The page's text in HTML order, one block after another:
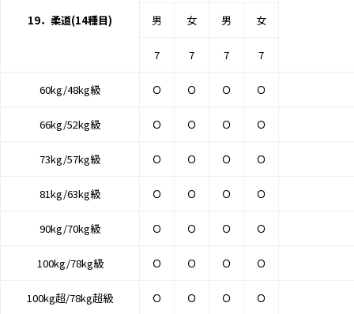
19．柔道(14種目) 男 女 男 女
7 7 7 7
60kg/48kg級 Ｏ Ｏ Ｏ Ｏ
66kg/52kg級 Ｏ Ｏ Ｏ Ｏ
73kg/57kg級 Ｏ Ｏ Ｏ Ｏ
81kg/63kg級 Ｏ Ｏ Ｏ Ｏ
90kg/70kg級 Ｏ Ｏ Ｏ Ｏ
100kg/78kg級 Ｏ Ｏ Ｏ Ｏ
100kg超/78kg超級 Ｏ Ｏ Ｏ Ｏ